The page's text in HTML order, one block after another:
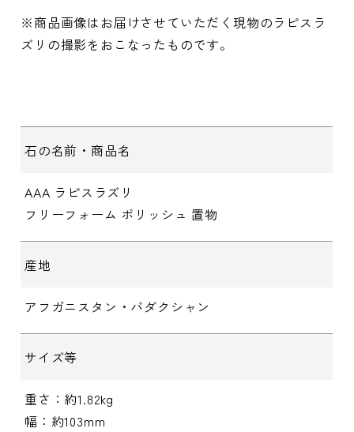
※商品画像はお届けさせていただく現物のラピスラ
ズリの撮影をおこなったものです。
石の名前・商品名
AAA ラピスラズリ
フリーフォーム ポリッシュ 置物
産地
アフガニスタン・バダクシャン
サイズ等
重さ：約1.82kg
幅：約103mm